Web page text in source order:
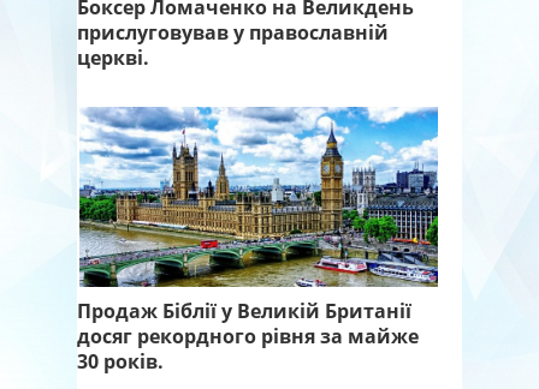
Боксер Ломаченко на Великдень
прислуговував у православній
церкві.
Продаж Біблії у Великій Британії
досяг рекордного рівня за майже
30 років.